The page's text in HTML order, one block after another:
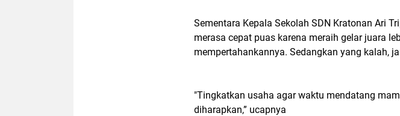
Sementara Kepala Sekolah SDN Kratonan Ari
merasa cepat puas karena meraih gelar juara
mempertahankannya. Sedangkan yang kalah,
"Tingkatkan usaha agar waktu mendatang
diharapkan,” ucapnya